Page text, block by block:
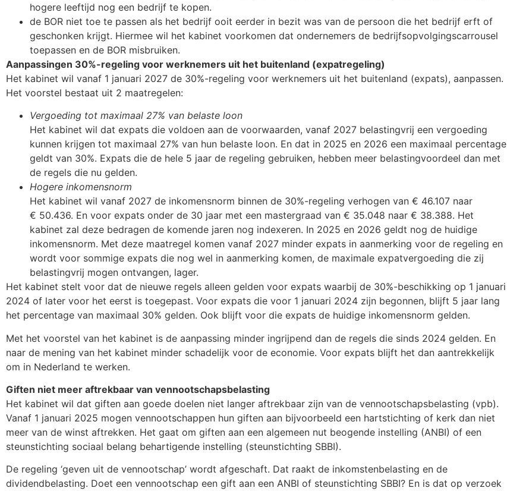
hogere leeftijd nog een bedrijf te kopen.
de BOR niet toe te passen als het bedrijf ooit eerder in bezit was van de persoon die het bedrijf erft of
geschonken krijgt. Hiermee wil het kabinet voorkomen dat ondernemers de bedrijfsopvolgingscarrousel
toepassen en de BOR misbruiken.
Aanpassingen 30%-regeling voor werknemers uit het buitenland (expatregeling)
Het kabinet wil vanaf 1 januari 2027 de 30%-regeling voor werknemers uit het buitenland (expats), aanpassen.
Het voorstel bestaat uit 2 maatregelen:
Vergoeding tot maximaal 27% van belaste loon
Het kabinet wil dat expats die voldoen aan de voorwaarden, vanaf 2027 belastingvrij een vergoeding
kunnen krijgen tot maximaal 27% van hun belaste loon. En dat in 2025 en 2026 een maximaal percentage
geldt van 30%. Expats die de hele 5 jaar de regeling gebruiken, hebben meer belastingvoordeel dan met
de regels die nu gelden.
Hogere inkomensnorm
Het kabinet wil vanaf 2027 de inkomensnorm binnen de 30%-regeling verhogen van € 46.107 naar
€ 50.436. En voor expats onder de 30 jaar met een mastergraad van € 35.048 naar € 38.388. Het
kabinet zal deze bedragen de komende jaren nog indexeren. In 2025 en 2026 geldt nog de huidige
inkomensnorm. Met deze maatregel komen vanaf 2027 minder expats in aanmerking voor de regeling en
wordt voor sommige expats die nog wel in aanmerking komen, de maximale expatvergoeding die zij
belastingvrij mogen ontvangen, lager.
Het kabinet stelt voor dat de nieuwe regels alleen gelden voor expats waarbij de 30%-beschikking op 1 januari
2024 of later voor het eerst is toegepast. Voor expats die voor 1 januari 2024 zijn begonnen, blijft 5 jaar lang
het percentage van maximaal 30% gelden. Ook blijft voor die expats de huidige inkomensnorm gelden.
Met het voorstel van het kabinet is de aanpassing minder ingrijpend dan de regels die sinds 2024 gelden. En
naar de mening van het kabinet minder schadelijk voor de economie. Voor expats blijft het dan aantrekkelijk
om in Nederland te werken.
Giften niet meer aftrekbaar van vennootschapsbelasting
Het kabinet wil dat giften aan goede doelen niet langer aftrekbaar zijn van de vennootschapsbelasting (vpb).
Vanaf 1 januari 2025 mogen vennootschappen hun giften aan bijvoorbeeld een hartstichting of kerk dan niet
meer van de winst aftrekken. Het gaat om giften aan een algemeen nut beogende instelling (ANBI) of een
steunstichting sociaal belang behartigende instelling (steunstichting SBBI).
De regeling ‘geven uit de vennootschap’ wordt afgeschaft. Dat raakt de inkomstenbelasting en de
dividendbelasting. Doet een vennootschap een gift aan een ANBI of steunstichting SBBI? En is dat op verzoek